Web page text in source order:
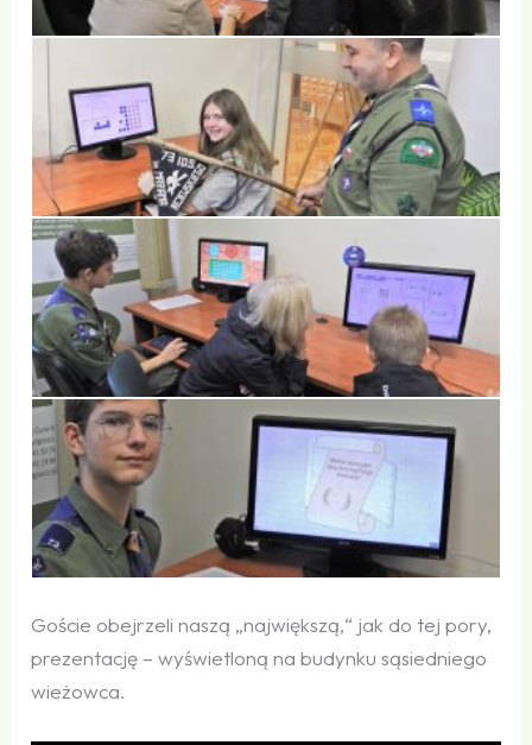
Goście obejrzeli naszą „największą,“ jak do tej pory,
prezentację – wyświetloną na budynku sąsiedniego
wieżowca.